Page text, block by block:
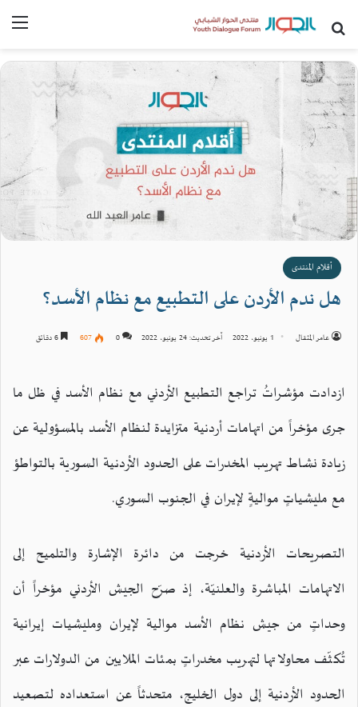
بحث عن
أقلام المنتدى
هل ندم الأردن على التطبيع مع نظام الأسد؟
عامر المثقال 1 يونيو، 2022 آخر تحديث: 24 يونيو، 2022 0
607
ازدادت مؤشراتُ تراجع التطبيع الأردني مع نظام الأسد في ظل ما
جرى مؤخراً من اتهامات أردنية متزايدة لنظام الأسد بالمسؤولية عن
زيادة نشاط تهريب المخدرات على الحدود الأردنية السورية بالتواطؤ
مع مليشياتٍ مواليةٍ لإيران في الجنوب السوري.
التصريحات الأردنية خرجت من دائرة الإشارة والتلميح إلى
الاتهامات المباشرة والعلنيّة، إذ صرّح الجيش الأردني مؤخراً أن
وحداتٍ من جيش نظام الأسد موالية لإيران ومليشيات إيرانية
تُكثّف محاولاتها لتهريب مخدراتٍ بمئات الملايين من الدولارات عبر
الحدود الأردنية إلى دول الخليج، متحدثاً عن استعداده لتصعيد